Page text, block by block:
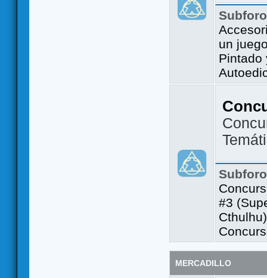
un
Pintado
#3
Cthulhu)
MERCADILLO